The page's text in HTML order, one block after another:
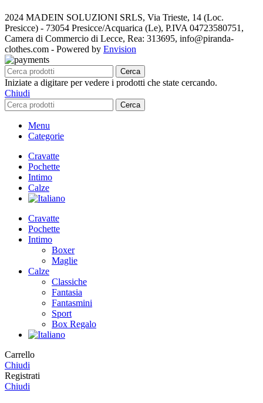
2024 MADEIN SOLUZIONI SRLS, Via Trieste, 14 (Loc.
Presicce) - 73054 Presicce/Acquarica (Le), P.IVA 04723580751,
Camera di Commercio di Lecce, Rea: 313695, info@piranda-
clothes.com - Powered by Envision
Cerca
Iniziate a digitare per vedere i prodotti che state cercando.
Chiudi
Cerca
Menu
Categorie
Cravatte
Pochette
Intimo
Calze
Cravatte
Pochette
Intimo
Boxer
Maglie
Calze
Classiche
Fantasia
Fantasmini
Sport
Box Regalo
Carrello
Chiudi
Registrati
Chiudi